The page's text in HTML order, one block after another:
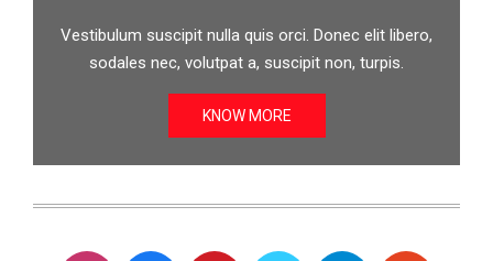
Vestibulum suscipit nulla quis orci. Donec elit libero,
sodales nec, volutpat a, suscipit non, turpis.
KNOW MORE